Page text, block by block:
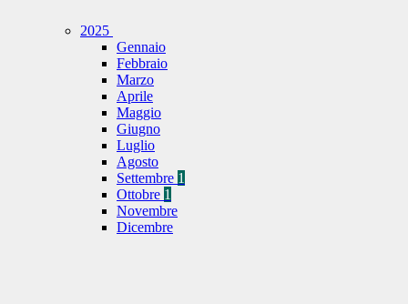
2025
Gennaio
Febbraio
Marzo
Aprile
Maggio
Giugno
Luglio
Agosto
Settembre 1
Ottobre 1
Novembre
Dicembre